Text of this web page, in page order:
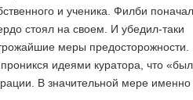
и ученика. Филби
стоял на своем. И убедил-таки
меры предосторожности.
идеями куратора, что «был
В значительной мере именно